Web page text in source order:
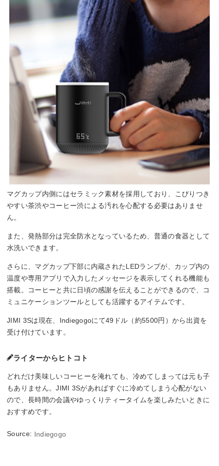
マグカップ内側にはセラミック素材を採用しており、こびりつき
やすい茶渋やコーヒー渋による汚れを心配する必要はありませ
ん。
また、発熱部分は完全防水となっているため、普通の食器として
水洗いできます。
さらに、マグカップ下部に内蔵されたLEDランプが、カップ内の
温度や専用アプリで入力したメッセージを表示してくれる機能も
搭載。コーヒーと共に日頃の感謝を伝えることができるので、コ
ミュニケーションツールとしても活躍するアイテムです。
JIMI 3Sは現在、Indiegogoにて49ドル（約5500円）から出資を
受け付けています。
ライターからヒトコト
どれだけ美味しいコーヒーを淹れても、冷めてしまっては元も子
もありません。JIMI 3Sがあればすぐに冷めてしまう心配がない
ので、長時間の会議やゆっくりティータイムを楽しみたいときに
おすすめです。
Source: Indiegogo